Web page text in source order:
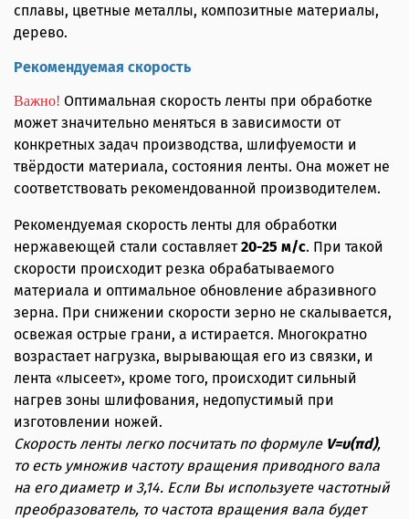
сплавы, цветные металлы, композитные материалы,
дерево.
Рекомендуемая скорость
Важно! Оптимальная скорость ленты при обработке
может значительно меняться в зависимости от
конкретных задач производства, шлифуемости и
твёрдости материала, состояния ленты. Она может не
соответствовать рекомендованной производителем.
Рекомендуемая скорость ленты для обработки
нержавеющей стали составляет20-25 м/с. При такой
скорости происходит резка обрабатываемого
материала и оптимальное обновление абразивного
зерна. При снижении скорости зерно не скалывается,
освежая острые грани, а истирается. Многократно
возрастает нагрузка, вырывающая его из связки, и
лента «лысеет», кроме того, происходит сильный
нагрев зоны шлифования, недопустимый при
изготовлении ножей.
Скорость ленты легко посчитать по формуле V=υ(πd),
то есть умножив частоту вращения приводного вала
на его диаметр и 3,14. Если Вы используете частотный
преобразователь, то частота вращения вала будет